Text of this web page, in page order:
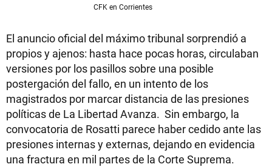
CFK en Corrientes
El anuncio oficial del máximo tribunal sorprendió a
propios y ajenos: hasta hace pocas horas, circulaban
versiones por los pasillos sobre una posible
postergación del fallo, en un intento de los
magistrados por marcar distancia de las presiones
políticas de La Libertad Avanza. Sin embargo, la
convocatoria de Rosatti parece haber cedido ante las
presiones internas y externas, dejando en evidencia
una fractura en mil partes de la Corte Suprema.